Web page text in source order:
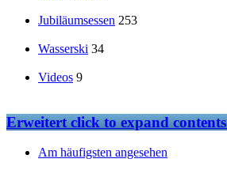
Jubiläumsessen 253
Wasserski 34
Videos 9
Erweitertclick to expand contents
Am häufigsten angesehen